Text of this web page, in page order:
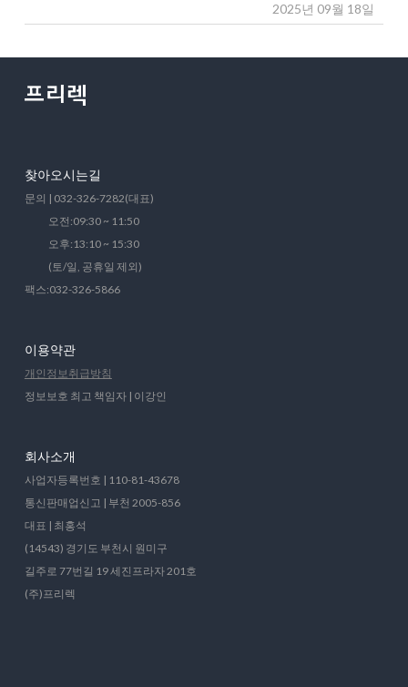
2025년 09월 18일
찾아오시는길
문의 | 032-326-7282(대표)
오전:09:30 ~ 11:50
오후:13:10 ~ 15:30
(토/일, 공휴일 제외)
팩스:032-326-5866
이용약관
개인정보취급방침
정보보호 최고 책임자 | 이강인
회사소개
사업자등록번호 | 110-81-43678
통신판매업신고 | 부천 2005-856
대표 | 최홍석
(14543) 경기도 부천시 원미구
길주로 77번길 19 세진프라자 201호
(주)프리렉